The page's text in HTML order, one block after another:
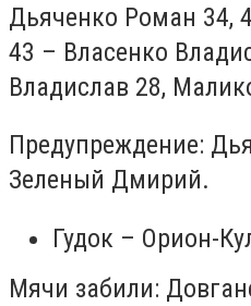
Дьяченко Роман 34,
43 – Власенко
Владислав 28,
Предупреждение:
Зеленый Дмирий.
Гудок – Орион-
Мячи забили: